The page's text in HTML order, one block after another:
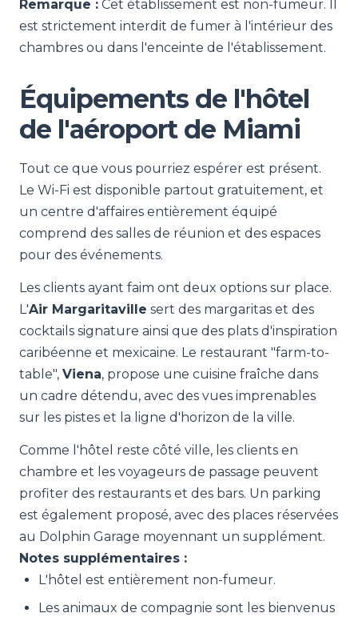
Remarque : Cet établissement est non-fumeur. Il
est strictement interdit de fumer à l'intérieur des
chambres ou dans l'enceinte de l'établissement.
Équipements de l'hôtel
de l'aéroport de Miami
Tout ce que vous pourriez espérer est présent.
Le Wi-Fi est disponible partout gratuitement, et
un centre d'affaires entièrement équipé
comprend des salles de réunion et des espaces
pour des événements.
Les clients ayant faim ont deux options sur place.
L'Air Margaritaville sert des margaritas et des
cocktails signature ainsi que des plats d'inspiration
caribéenne et mexicaine. Le restaurant "farm-to-
table", Viena, propose une cuisine fraîche dans
un cadre détendu, avec des vues imprenables
sur les pistes et la ligne d'horizon de la ville.
Comme l'hôtel reste côté ville, les clients en
chambre et les voyageurs de passage peuvent
profiter des restaurants et des bars. Un parking
est également proposé, avec des places réservées
au Dolphin Garage moyennant un supplément.
Notes supplémentaires :
L'hôtel est entièrement non-fumeur.
Les animaux de compagnie sont les bienvenus